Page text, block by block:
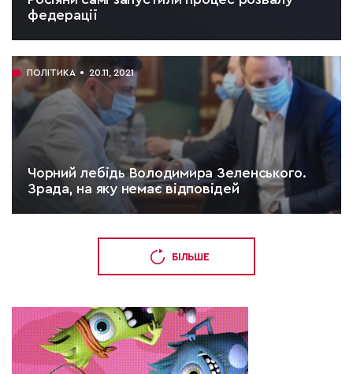
федерації
ЧИТАТИ:
3 хв.
ПОЛІТИКА
20.11, 2021
Чорний лебідь Володимира Зеленського.
Зрада, на яку немає відповідей
БІЛЬШЕ